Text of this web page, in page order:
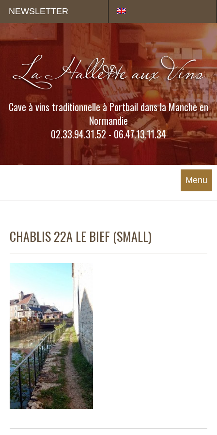
NEWSLETTER
Cave à vins traditionnelle à Portbail dans la Manche en
Normandie
02.33.94.31.52 - 06.47.13.11.34
Menu
CHABLIS 22A LE BIEF (SMALL)
Panneau de gestion des cookies